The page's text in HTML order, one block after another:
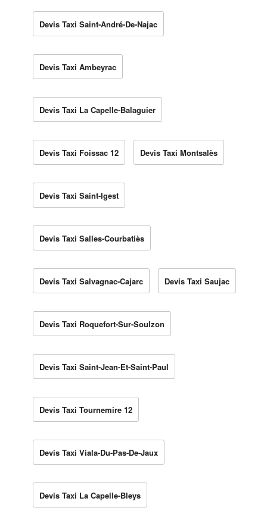
Devis Taxi Saint-André-De-Najac
Devis Taxi Ambeyrac
Devis Taxi La Capelle-Balaguier
Devis Taxi Foissac 12 Devis Taxi Montsalès
Devis Taxi Saint-Igest
Devis Taxi Salles-Courbatiès
Devis Taxi Salvagnac-Cajarc Devis Taxi Saujac
Devis Taxi Roquefort-Sur-Soulzon
Devis Taxi Saint-Jean-Et-Saint-Paul
Devis Taxi Tournemire 12
Devis Taxi Viala-Du-Pas-De-Jaux
Devis Taxi La Capelle-Bleys